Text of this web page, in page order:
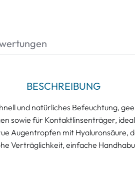
BESCHREIBUNG
und natürliches Befeuchtung,
sowie für Kontaktlinsenträger,
Augentropfen mit Hyaluronsäure,
Verträglichkeit, einfache